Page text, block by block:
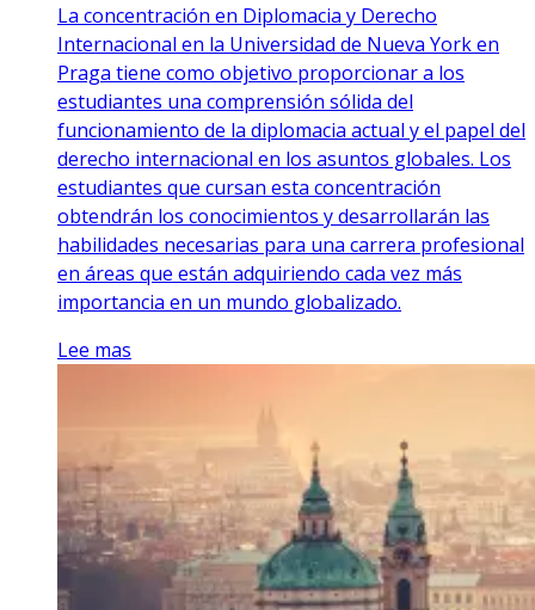
La concentración en Diplomacia y Derecho
Internacional en la Universidad de Nueva York en
Praga tiene como objetivo proporcionar a los
estudiantes una comprensión sólida del
funcionamiento de la diplomacia actual y el papel del
derecho internacional en los asuntos globales. Los
estudiantes que cursan esta concentración
obtendrán los conocimientos y desarrollarán las
habilidades necesarias para una carrera profesional
en áreas que están adquiriendo cada vez más
importancia en un mundo globalizado.
Lee mas